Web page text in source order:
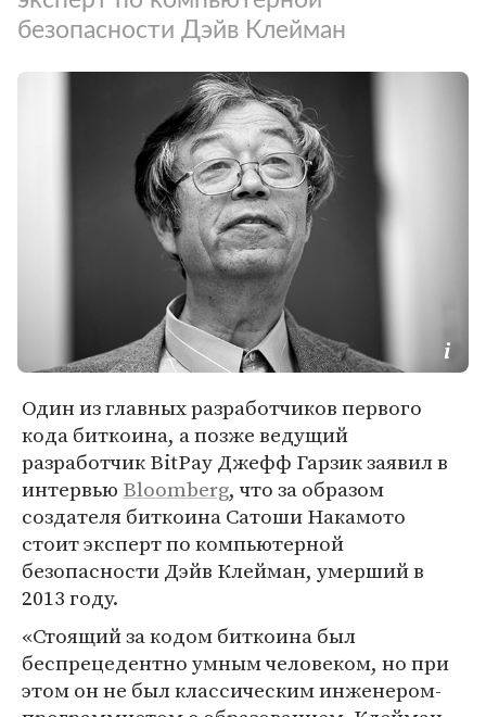
безопасности Дэйв Клейман
Один из главных разработчиков первого
кода биткоина, а позже ведущий
разработчик BitPay Джефф Гарзик заявил в
интервью Bloomberg, что за образом
создателя биткоина Сатоши Накамото
стоит эксперт по компьютерной
безопасности Дэйв Клейман, умерший в
2013 году.
«Стоящий за кодом биткоина был
беспрецедентно умным человеком, но при
этом он не был классическим инженером-